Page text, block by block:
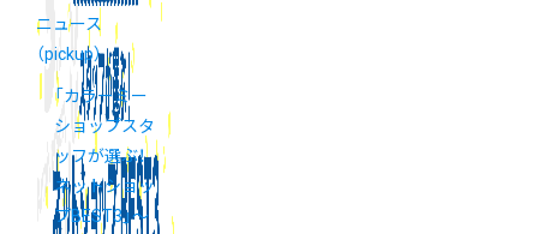
ニュース
（pickup）
「カラーミー
ショップスタ
ッフが選ぶ！
ネットショッ
プBEST3」〜